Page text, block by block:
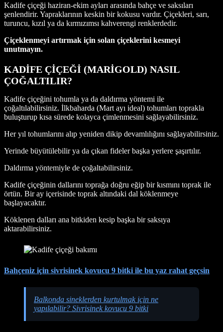
Kadife çiçeği haziran-ekim ayları arasında bahçe ve saksıları
şenlendirir. Yapraklarının keskin bir kokusu vardır. Çiçekleri, sarı,
turuncu, kızıl ya da kırmızımsı kahverengi renklerdedir.
Çiçeklenmeyi artırmak için solan çiçeklerini kesmeyi
unutmayın.
KADİFE ÇİÇEĞİ (MARİGOLD) NASIL
ÇOĞALTILIR?
Kadife çiçeğini tohumla ya da daldırma yöntemi ile
çoğaltılabilirsiniz. İlkbaharda (Mart ayı ideal) tohumları toprakla
buluşturup kısa sürede kolayca çimlenmesini sağlayabilirsiniz.
Her yıl tohumlarını alıp yeniden dikip devamlılığını sağlayabilirsiniz.
Yerinde büyütülebilir ya da çıkan fideler başka yerlere şaşırtılır.
Daldırma yöntemiyle de çoğaltabilirsiniz.
Kadife çiçeğinin dallarını toprağa doğru eğip bir kısmını toprak ile
örtün. Bir ay içerisinde toprak altındaki dal köklenmeye
başlayacaktır.
Köklenen dalları ana bitkiden kesip başka bir saksıya
aktarabilirsiniz.
Bahçeniz için sivrisinek kovucu 9 bitki ile bu yaz rahat geçsin
Balkonda sineklerden kurtulmak için ne
yapılabilir? Sivrisinek kovucu 9 bitki